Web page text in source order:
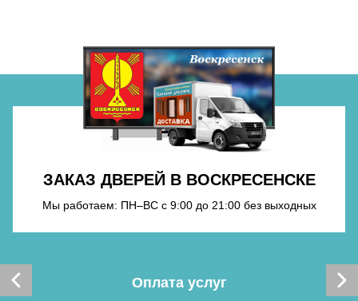
ЗАКАЗ ДВЕРЕЙ В ВОСКРЕСЕНСКЕ
Мы работаем: ПН–ВС с 9:00 до 21:00 без выходных
Оплата услуг